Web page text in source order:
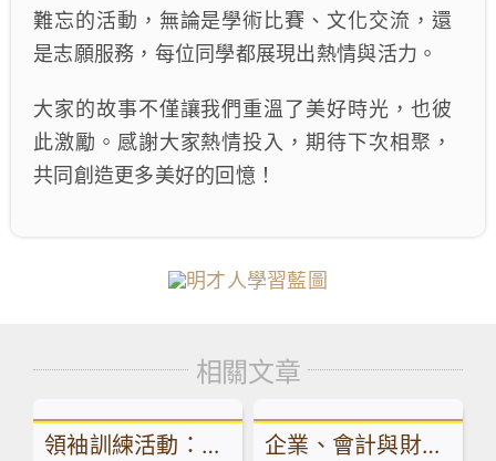
難忘的活動，無論是學術比賽、文化交流，還
是志願服務，每位同學都展現出熱情與活力。
大家的故事不僅讓我們重溫了美好時光，也彼
此激勵。感謝大家熱情投入，期待下次相聚，
共同創造更多美好的回憶！
相關文章
領袖訓練活動：訓
企業、會計與財務